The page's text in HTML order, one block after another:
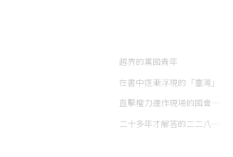
越界的黨國青年
在書中逐漸浮現的「臺灣」
直擊權力運作現場的國會小記者
二十多年才解答的二二八真相